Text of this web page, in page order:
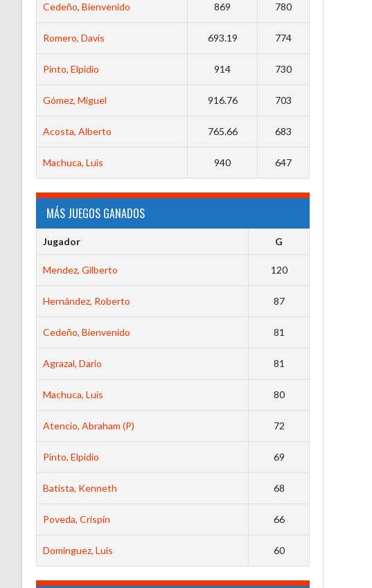
Cedeño, Bienvenido 869 780
Romero, Davis 693.19 774
Pinto, Elpidio 914 730
Gómez, Miguel 916.76 703
Acosta, Alberto 765.66 683
Machuca, Luis 940 647
MÁS JUEGOS GANADOS
Jugador G
Mendez, Gilberto 120
Hernández, Roberto 87
Cedeño, Bienvenido 81
Agrazal, Dario 81
Machuca, Luis 80
Atencio, Abraham (P) 72
Pinto, Elpidio 69
Batista, Kenneth 68
Poveda, Crispín 66
Dominguez, Luis 60